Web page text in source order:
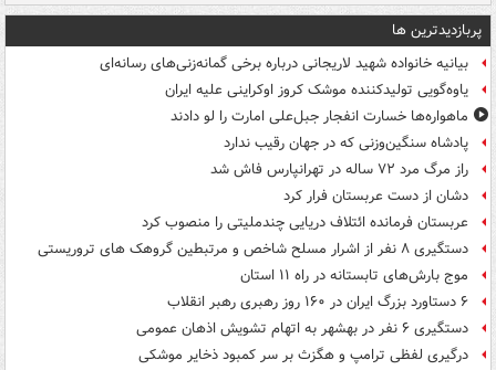
پربازدیدترین ها
بیانیه خانواده شهید لاریجانی درباره برخی گمانه‌زنی‌های رسانه‌ای
یاوه‌گویی تولیدکننده موشک کروز اوکراینی علیه ایران
ماهواره‌ها خسارت انفجار جبل‌علی امارت را لو دادند
پادشاه سنگین‌وزنی که در جهان رقیب ندارد
راز مرگ مرد ۷۲ ساله در تهرانپارس فاش شد
دشان از دست عربستان فرار کرد
عربستان فرمانده ائتلاف دریایی چندملیتی را منصوب کرد
دستگیری ۸ نفر از اشرار مسلح شاخص و مرتبطین گروهک های تروریستی
موج بارش‌های تابستانه در راه ۱۱ استان
۶ دستاورد بزرگ ایران در ۱۶۰ روز رهبری رهبر انقلاب
دستگیری ۶ نفر در بهشهر به اتهام تشویش اذهان عمومی
درگیری لفظی ترامپ و هگزث بر سر کمبود ذخایر موشکی